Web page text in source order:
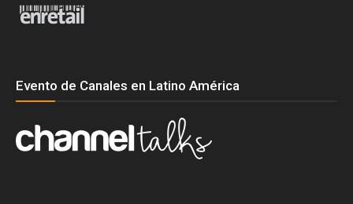
Evento de Canales en Latino América